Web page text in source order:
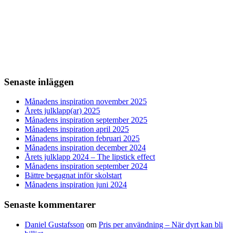
Senaste inläggen
Månadens inspiration november 2025
Årets julklapp(ar) 2025
Månadens inspiration september 2025
Månadens inspiration april 2025
Månadens inspiration februari 2025
Månadens inspiration december 2024
Årets julklapp 2024 – The lipstick effect
Månadens inspiration september 2024
Bättre begagnat inför skolstart
Månadens inspiration juni 2024
Senaste kommentarer
Daniel Gustafsson om Pris per användning – När dyrt kan bli